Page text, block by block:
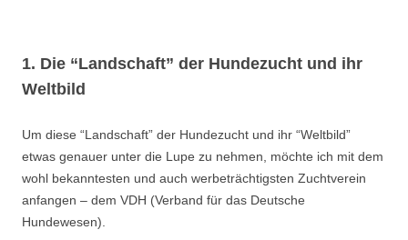
1. Die “Landschaft” der Hundezucht und ihr
Weltbild
Um diese “Landschaft” der Hundezucht und ihr “Weltbild”
etwas genauer unter die Lupe zu nehmen, möchte ich mit dem
wohl bekanntesten und auch werbeträchtigsten Zuchtverein
anfangen – dem VDH (Verband für das Deutsche
Hundewesen).